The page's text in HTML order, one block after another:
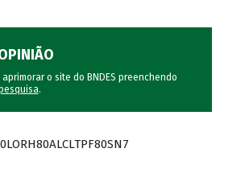
o site do BNDES preenchendo
.